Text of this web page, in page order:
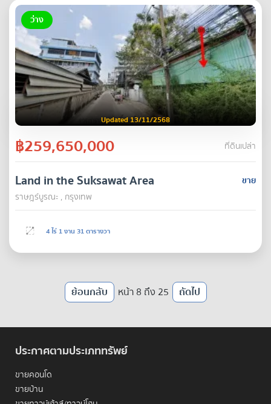
ว่าง
Updated 13/11/2568
฿259,650,000 ที่ดินเปล่า
ขาย
Land in the Suksawat Area
ราษฎร์บูรณะ , กรุงเทพ
4 ไร่ 1 งาน 31 ตารางวา
ย้อนกลับ หน้า 8 ถึง 25 ถัดไป
ประกาศตามประเภททรัพย์
ขายคอนโด
ขายบ้าน